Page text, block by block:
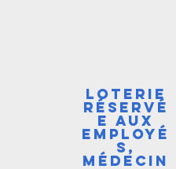
loterie
réservé
e aux
employé
s,
médecin